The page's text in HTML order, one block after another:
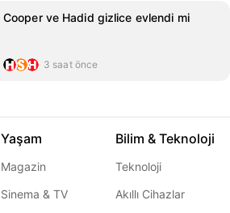
Cooper ve Hadid gizlice evlendi mi
3 saat önce
Yaşam
Magazin
Sinema & TV
Bilim & Teknoloji
Teknoloji
Akıllı Cihazlar